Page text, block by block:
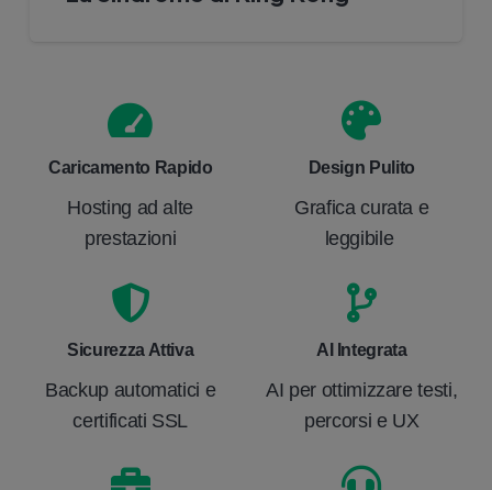
Caricamento Rapido
Hosting ad alte
prestazioni
Design Pulito
Grafica curata e
leggibile
Sicurezza Attiva
Backup automatici e
certificati SSL
AI Integrata
AI per ottimizzare testi,
percorsi e UX